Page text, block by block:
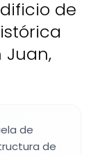
de
Juan,
de
de